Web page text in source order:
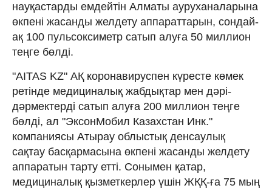
науқастарды емдейтін Алматы ауруханаларына
өкпені жасанды желдету аппараттарын, сондай-
ақ 100 пульсоксиметр сатып алуға 50 миллион
теңге бөлді.
"AITAS KZ" АҚ коронавируспен күресте көмек
ретінде медициналық жабдықтар мен дәрі-
дәрмектерді сатып алуға 200 миллион теңге
бөлді, ал "ЭксонМобил Казахстан Инк."
компаниясы Атырау облыстық денсаулық
сақтау басқармасына өкпені жасанды желдету
аппаратын тарту етті. Сонымен қатар,
медициналық қызметкерлер үшін ЖҚҚ-ға 75 мың